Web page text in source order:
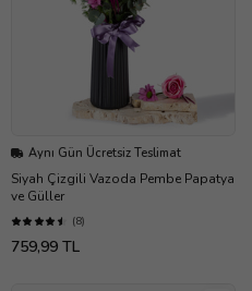
Aynı Gün Ücretsiz Teslimat
Siyah Çizgili Vazoda Pembe Papatya
ve Güller
(8)
759,99 TL